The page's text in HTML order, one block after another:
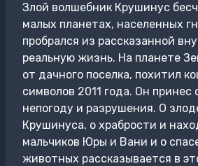
Злой волшебник Крушинус
малых планетах, населенных
пробрался из рассказанной
реальную жизнь. На планете
от дачного поселка, похитил
символов 2011 года. Он
непогоду и разрушения. О
Крушинуса, о храбрости и
мальчиков Юры и Вани и о
животных рассказывается в